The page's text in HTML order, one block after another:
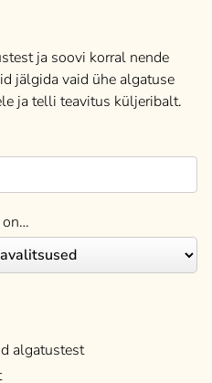
ja soovi korral nende
jälgida vaid ühe algatuse
ja telli teavitus küljeribalt.
on…
algatustest